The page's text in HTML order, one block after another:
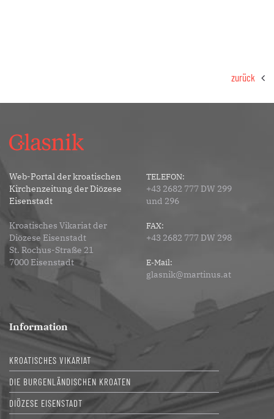
zurück
Web-Portal der kroatischen
Kirchenzeitung der Diözese
Eisenstadt
Kroatisches Vikariat der
Diözese Eisenstadt
St. Rochus-Straße 21
7000 Eisenstadt
TELEFON:
+43 2682 777 DW 299
und 296
FAX:
+43 2682 777 DW 298
E-Mail:
glasnik@martinus.at
Information
KROATISCHES VIKARIAT
DIE BURGENLÄNDISCHEN KROATEN
DIÖZESE EISENSTADT